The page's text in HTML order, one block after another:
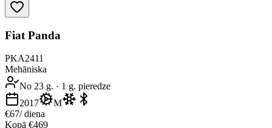
Fiat Panda
PKA2411
Mehāniska
No 23 g. · 1 g. pieredze
2017
M
€67/ diena
Kopā €469